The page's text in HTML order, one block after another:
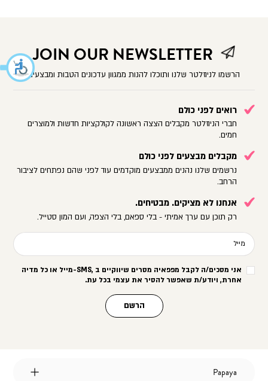
JOIN OUR NEWSLETTER
הרשמו לניוזלטר שלנו ותוכלו להנות ממגוון עדכונים הטבות ומבצעים
רואים לפני כולם
חברי הניוזלטר מקבלים הצצה ראשונה לקולקציות חדשות ולמוצרים
חמים.
מקבלים מבצעים לפני כולם
נרשמים שלנו נהנים ממבצעים מוקדמים עוד לפני שהם נפתחים לציבור
הרחב.
אנחנו לא מציקים. מבטיחים.
רק תוכן עם ערך אמיתי - בלי ספאם, בלי הצפה, ועם המון סטייל.
מייל
אני מסכים/ה לקבל מפפאיה מסרים שיווקיים ב -SMS,מייל או כל מדיה
אחרת, ויודע/ת שאפשר להסיר את עצמי בכל עת.
הרשם
Papaya
Papaya